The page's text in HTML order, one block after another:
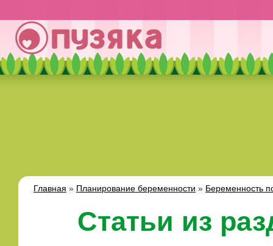
Главная » Планирование беременности » Беременность
Статьи из